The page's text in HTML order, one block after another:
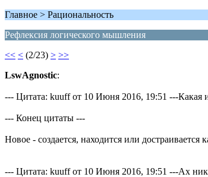
Главное > Рациональность
Рефлексия логического мышления
<< < (2/23) > >>
LswAgnostic:
--- Цитата: kuuff от 10 Июня 2016, 19:51 ---Какая
--- Конец цитаты ---
Новое - создается, находится или достраивается
--- Цитата: kuuff от 10 Июня 2016, 19:51 ---Ах